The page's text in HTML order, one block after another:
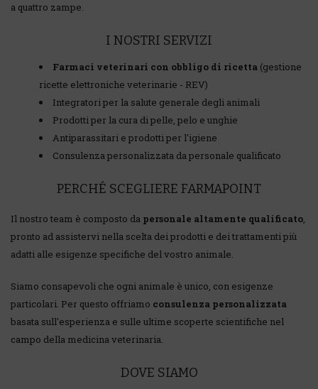
a quattro zampe.
I NOSTRI SERVIZI
Farmaci veterinari con obbligo di ricetta (gestione
ricette elettroniche veterinarie - REV)
Integratori per la salute generale degli animali
Prodotti per la cura di pelle, pelo e unghie
Antiparassitari e prodotti per l'igiene
Consulenza personalizzata da personale qualificato
PERCHÉ SCEGLIERE FARMAPOINT
Il nostro team è composto da personale altamente qualificato,
pronto ad assistervi nella scelta dei prodotti e dei trattamenti più
adatti alle esigenze specifiche del vostro animale.
Siamo consapevoli che ogni animale è unico, con esigenze
particolari. Per questo offriamo consulenza personalizzata
basata sull'esperienza e sulle ultime scoperte scientifiche nel
campo della medicina veterinaria.
DOVE SIAMO